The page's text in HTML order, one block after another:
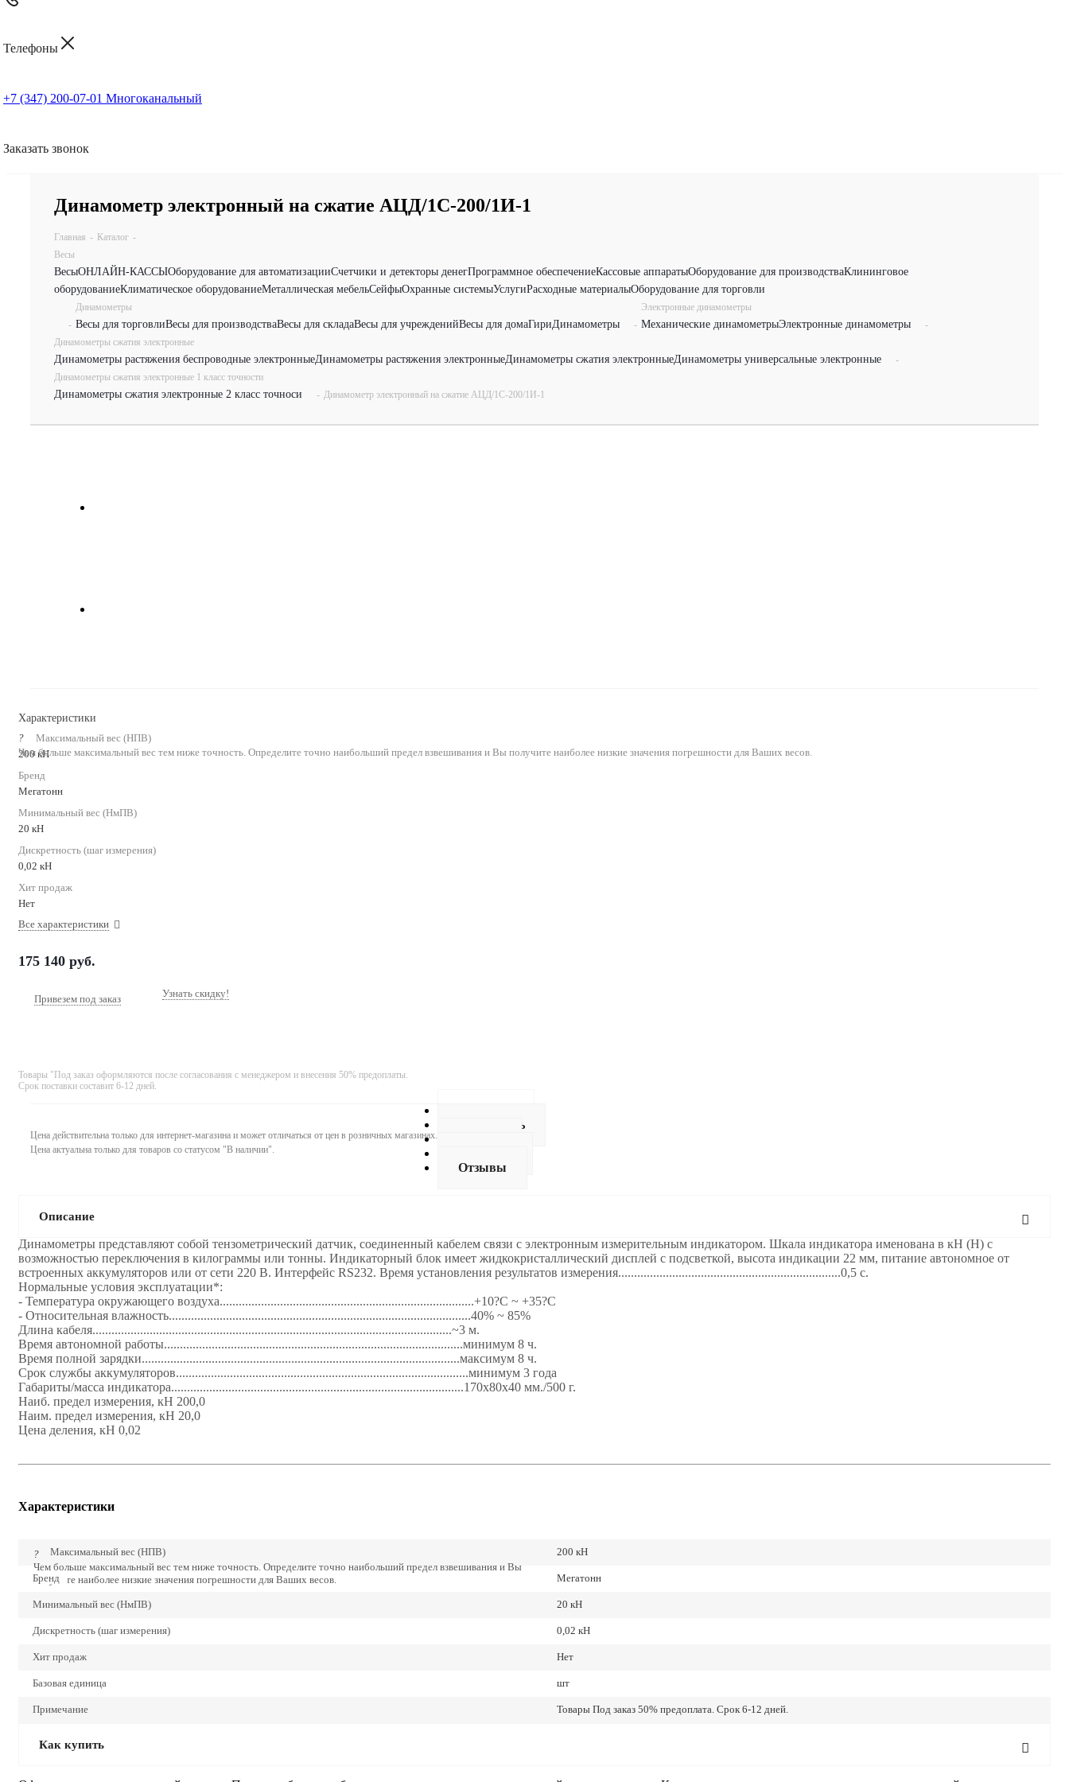
Телефоны
+7 (347) 200-07-01 Многоканальный
Заказать звонок
Динамометр электронный на сжатие АЦД/1С-200/1И-1
Главная - Каталог -
Весы
ВесыОНЛАЙН-КАССЫОборудование для автоматизацииСчетчики и детекторы денегПрограммное обеспечениеКассовые аппаратыОборудование для производстваКлининговое
оборудованиеКлиматическое оборудованиеМеталлическая мебельСейфыОхранные системыУслугиРасходные материалыОборудование для торговли
-
Динамометры
Весы для торговлиВесы для производстваВесы для складаВесы для учрежденийВесы для домаГириДинамометры -
Электронные динамометры
Механические динамометрыЭлектронные динамометры
-
Динамометры сжатия электронные
Динамометры растяжения беспроводные электронныеДинамометры растяжения электронныеДинамометры сжатия электронныеДинамометры универсальные электронные
-
Динамометры сжатия электронные 1 класс точности
Динамометры сжатия электронные 2 класс точноси - Динамометр электронный на сжатие АЦД/1С-200/1И-1
Характеристики
?
Чем больше максимальный вес тем ниже точность. Определите точно наибольший предел взвешивания и Вы получите наиболее низкие значения погрешности для Ваших весов.
Максимальный вес (НПВ)
200 кН
Бренд
Мегатонн
Минимальный вес (НмПВ)
20 кН
Дискретность (шаг измерения)
0,02 кН
Хит продаж
Нет
Все характеристики
175 140 руб.
Привезем под заказ Узнать скидку!
Товары "Под заказ оформляются после согласования с менеджером и внесения 50% предоплаты.
Срок поставки составит 6-12 дней.
Цена действительна только для интернет-магазина и может отличаться от цен в розничных магазинах.
Цена актуальна только для товаров со статусом "В наличии".
Как купить
Отзывы
Описание
Динамoметры представляют собой тензометрический датчик, соединенный кабелем связи с электронным измерительным индикатором. Шкала индикатора именована в кН (Н) с
возможностью переключения в килограммы или тонны. Индикаторный блок имеет жидкокристаллический дисплей с подсветкой, высота индикации 22 мм, питание автономное от
встроенных аккумуляторов или от сети 220 В. Интерфейс RS232. Время установления результатов измерения......................................................................0,5 с.
Нормальные условия эксплуатации*:
- Температура окружающего воздуха................................................................................+10?С ~ +35?С
- Относительная влажность...............................................................................................40% ~ 85%
Длина кабеля.................................................................................................................~3 м.
Время автономной работы..............................................................................................минимум 8 ч.
Время полной зарядки....................................................................................................максимум 8 ч.
Срок службы аккумуляторов............................................................................................минимум 3 года
Габариты/масса индикатора............................................................................................170х80х40 мм./500 г.
Наиб. предел измерения, кН 200,0
Наим. предел измерения, кН 20,0
Цена деления, кН 0,02
Характеристики
?
Чем больше максимальный вес тем ниже точность. Определите точно наибольший предел взвешивания и Вы
получите наиболее низкие значения погрешности для Ваших весов.
Максимальный вес (НПВ) 200 кН
Бренд Мегатонн
Минимальный вес (НмПВ) 20 кН
Дискретность (шаг измерения) 0,02 кН
Хит продаж Нет
Базовая единица шт
Примечание Товары Под заказ 50% предоплата. Срок 6-12 дней.
Как купить